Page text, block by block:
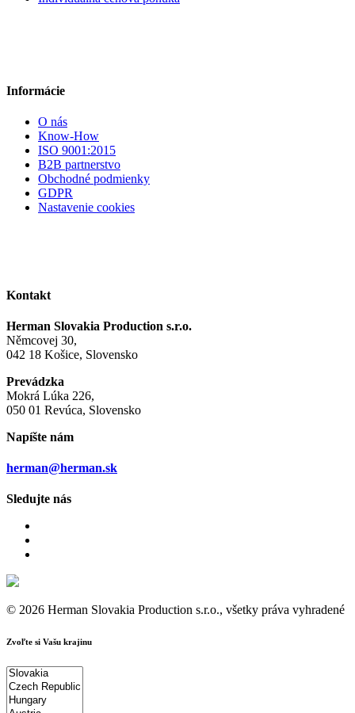
Informácie
O nás
Know-How
ISO 9001:2015
B2B partnerstvo
Obchodné podmienky
GDPR
Nastavenie cookies
Kontakt
Herman Slovakia Production s.r.o.
Němcovej 30,
042 18 Košice, Slovensko
Prevádzka
Mokrá Lúka 226,
050 01 Revúca, Slovensko
Napíšte nám
herman@herman.sk
Sledujte nás
© 2026 Herman Slovakia Production s.r.o., všetky práva vyhradené
Zvoľte si Vašu krajinu